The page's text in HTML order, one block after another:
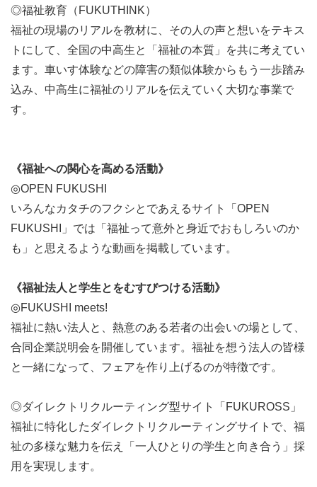
◎福祉教育（FUKUTHINK）
福祉の現場のリアルを教材に、その人の声と想いをテキス
トにして、全国の中高生と「福祉の本質」を共に考えてい
ます。車いす体験などの障害の類似体験からもう一歩踏み
込み、中高生に福祉のリアルを伝えていく大切な事業で
す。
《福祉への関心を高める活動》
◎OPEN FUKUSHI
いろんなカタチのフクシとであえるサイト「OPEN
FUKUSHI」では「福祉って意外と身近でおもしろいのか
も」と思えるような動画を掲載しています。
《福祉法人と学生とをむすびつける活動》
◎FUKUSHI meets!
福祉に熱い法人と、熱意のある若者の出会いの場として、
合同企業説明会を開催しています。福祉を想う法人の皆様
と一緒になって、フェアを作り上げるのが特徴です。
◎ダイレクトリクルーティング型サイト「FUKUROSS」
福祉に特化したダイレクトリクルーティングサイトで、福
祉の多様な魅力を伝え「一人ひとりの学生と向き合う」採
用を実現します。